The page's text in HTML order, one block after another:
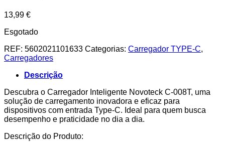
13,99 €
Esgotado
REF: 5602021101633 Categorias: Carregador TYPE-C,
Carregadores
Descrição
Descubra o Carregador Inteligente Novoteck C-008T, uma
solução de carregamento inovadora e eficaz para
dispositivos com entrada Type-C. Ideal para quem busca
desempenho e praticidade no dia a dia.
Descrição do Produto: